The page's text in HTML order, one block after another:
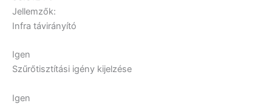
Jellemzők:
Infra távirányító
Igen
Szűrőtisztítási igény kijelzése
Igen